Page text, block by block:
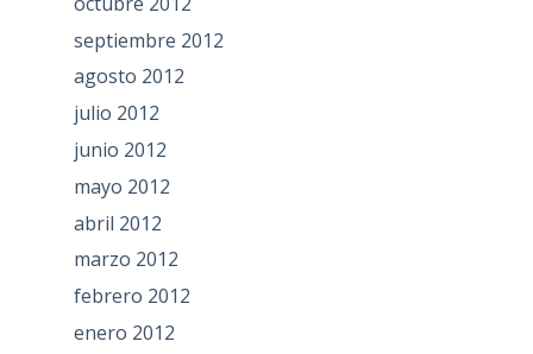
septiembre 2012
agosto 2012
julio 2012
junio 2012
mayo 2012
abril 2012
marzo 2012
febrero 2012
enero 2012